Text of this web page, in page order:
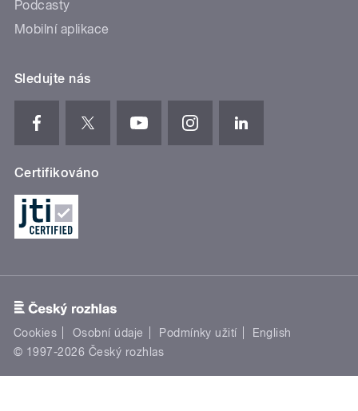
Podcasty
Mobilní aplikace
Sledujte nás
Certifikováno
Cookies Osobní údaje Podmínky užití
English
© 1997-2026 Český rozhlas